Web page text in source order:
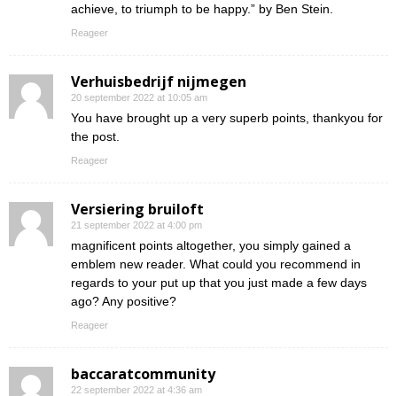
achieve, to triumph to be happy.” by Ben Stein.
Reageer
Verhuisbedrijf nijmegen
20 september 2022 at 10:05 am
You have brought up a very superb points, thankyou for
the post.
Reageer
Versiering bruiloft
21 september 2022 at 4:00 pm
magnificent points altogether, you simply gained a
emblem new reader. What could you recommend in
regards to your put up that you just made a few days
ago? Any positive?
Reageer
baccaratcommunity
22 september 2022 at 4:36 am